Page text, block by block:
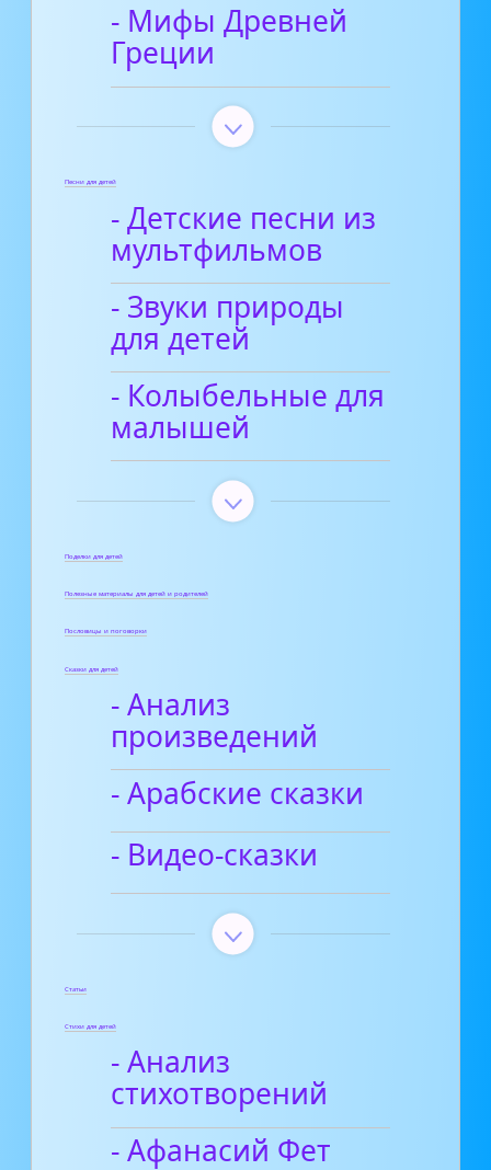
- Мифы Древней
Греции
Песни для детей
- Детские песни из
мультфильмов
- Звуки природы
для детей
- Колыбельные для
малышей
Поделки для детей
Полезные материалы для детей и родителей
Пословицы и поговорки
Сказки для детей
- Анализ
произведений
- Арабские сказки
- Видео-сказки
Статьи
Стихи для детей
- Анализ
стихотворений
- Афанасий Фет